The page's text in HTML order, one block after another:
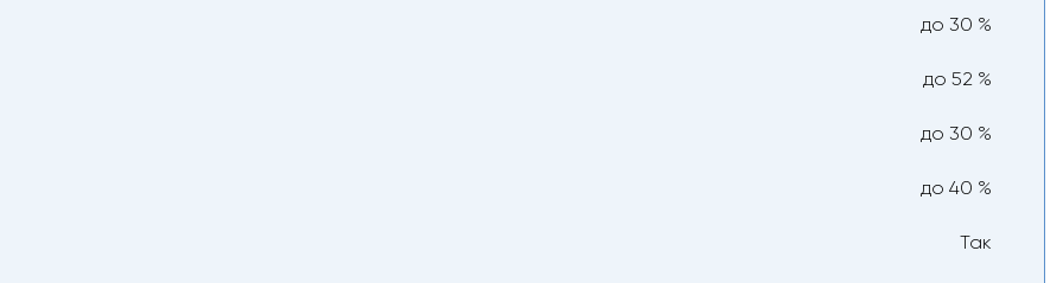
до 30 %
до 52 %
до 30 %
до 40 %
Так